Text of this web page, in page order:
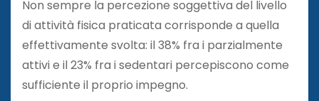
Non sempre la percezione soggettiva del livello
di attività fisica praticata corrisponde a quella
effettivamente svolta: il 38% fra i parzialmente
attivi e il 23% fra i sedentari percepiscono come
sufficiente il proprio impegno.